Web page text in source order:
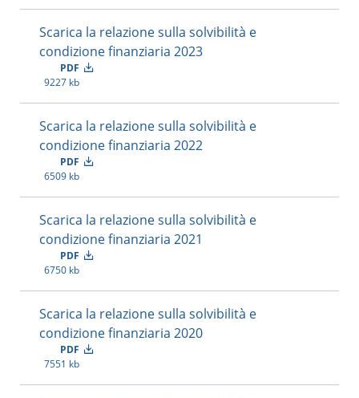
Scarica la relazione sulla solvibilità e
condizione finanziaria 2023
PDF
9227 kb
Scarica la relazione sulla solvibilità e
condizione finanziaria 2022
PDF
6509 kb
Scarica la relazione sulla solvibilità e
condizione finanziaria 2021
PDF
6750 kb
Scarica la relazione sulla solvibilità e
condizione finanziaria 2020
PDF
7551 kb